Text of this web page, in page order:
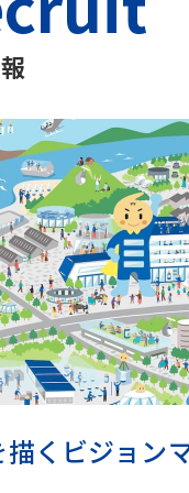
描くビジョン